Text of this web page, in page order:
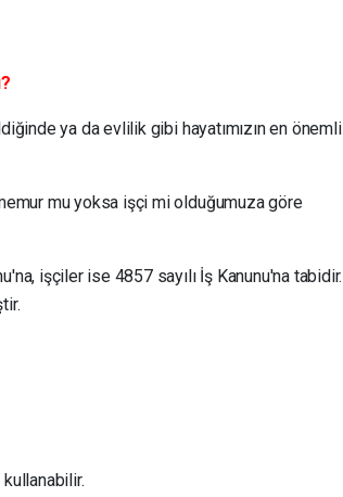
ya da evlilik gibi hayatımızın en önemli
mu yoksa işçi mi olduğumuza göre
işçiler ise 4857 sayılı İş Kanunu'na tabidir.
kullanabilir.